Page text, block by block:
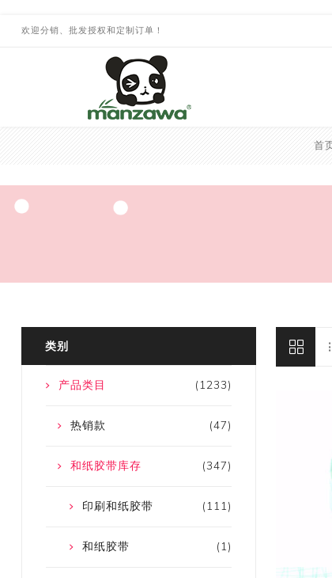
欢迎分销、批发授权和定制订单！
首
类别
(1233)
产品类目
(47)
热销款
(347)
和纸胶带库存
(111)
印刷和纸胶带
(1)
和纸胶带